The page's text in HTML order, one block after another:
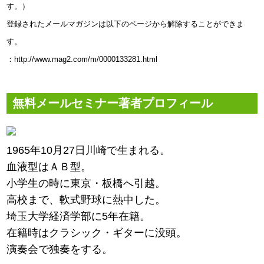
す。）
登録されたメールマガジンは以下のページから解除することができま
す。
：http://www.mag2.com/m/0000133281.html
無料メールセミナー著者プロフィール
1965年10月27日川崎で生まれる。
血液型はＡＢ型。
小学生の時に東京・板橋へ引越。
高校まで、軟式野球に熱中した。
埼玉大学経済学部に5年在籍。
在籍時はクラシック・ギターに没頭。
演奏会で独奏をする。